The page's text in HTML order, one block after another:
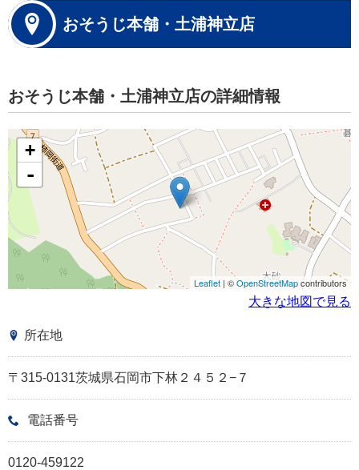
おそうじ本舗・土浦神立店
おそうじ本舗・土浦神立店の詳細情報
+
-
Leaflet | ©OpenStreetMapcontributors
大きな地図で見る
所在地
〒315-0131茨城県石岡市下林２４５２−７
電話番号
0120-459122